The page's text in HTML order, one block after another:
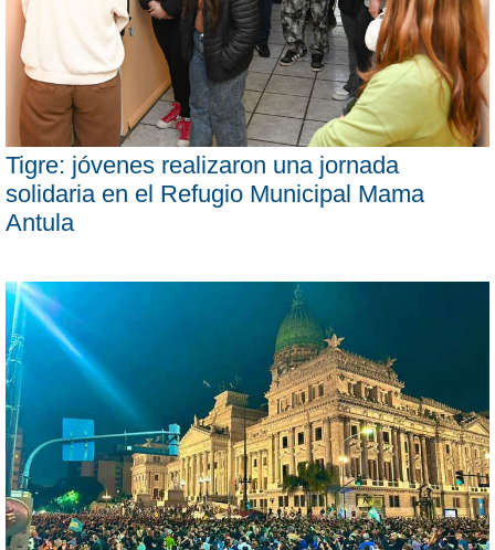
Tigre: jóvenes realizaron una jornada
solidaria en el Refugio Municipal Mama
Antula